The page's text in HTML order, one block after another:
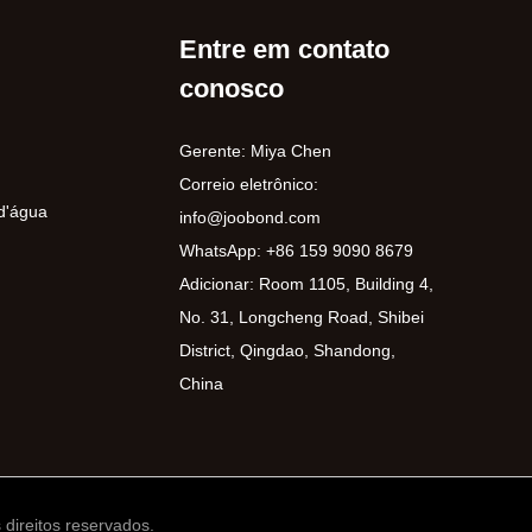
Entre em contato
conosco
Gerente: Miya Chen
Correio eletrônico:
info@joobond.com
WhatsApp: +86 159 9090 8679
Adicionar: Room 1105, Building 4,
No. 31, Longcheng Road, Shibei
District, Qingdao, Shandong,
China
direitos reservados.